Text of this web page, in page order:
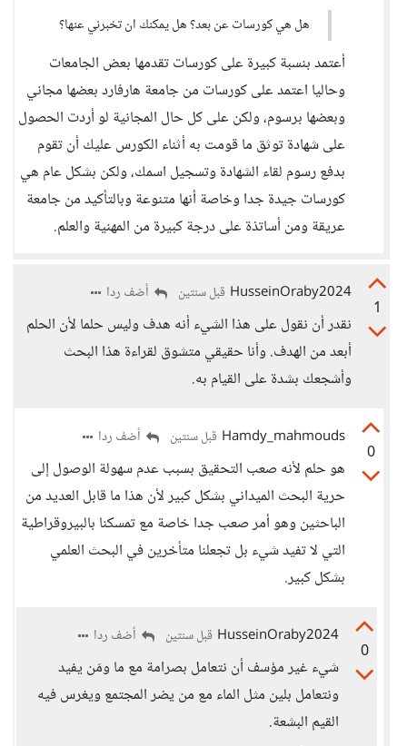
هل هي كورسات عن بعد؟ هل يمكنك ان تخبرني عنها؟
أعتمد بنسبة كبيرة على كورسات تقدمها بعض الجامعات
وحاليا اعتمد على كورسات من جامعة هارفارد بعضها مجاني
وبعضها برسوم، ولكن على كل حال المجانية لو أردت الحصول
على شهادة توثق ما قومت به أثناء الكورس عليك أن تقوم
بدفع رسوم لقاء الشهادة وتسجيل اسمك، ولكن بشكل عام هي
كورسات جيدة جدا وخاصة أنها متنوعة وبالتأكيد من جامعة
عريقة ومن أساتذة على درجة كبيرة من المهنية والعلم.
1
HusseinOraby2024 قبل سنتين أضف ردا
نقدر أن نقول على هذا الشيء أنه هدف وليس حلما لأن الحلم
أبعد من الهدف. وأنا حقيقي متشوق لقراءة هذا البحث
وأشجعك بشدة على القيام به.
0
Hamdy_mahmouds قبل سنتين أضف ردا
هو حلم لأنه صعب التحقيق بسبب عدم سهولة الوصول إلى
حرية البحث الميداني بشكل كبير لأن هذا ما قابل العديد من
الباحثين وهو أمر صعب جدا خاصة مع تمسكنا بالبيروقراطية
التي لا تفيد شيء بل تجعلنا متأخرين في البحث العلمي
بشكل كبير.
0
HusseinOraby2024 قبل سنتين أضف ردا
شيء غير مؤسف أن نتعامل بصرامة مع ما ومَن يفيد
ونتعامل بلين مثل الماء مع من يضر المجتمع ويغرس فيه
القيم البشعة.